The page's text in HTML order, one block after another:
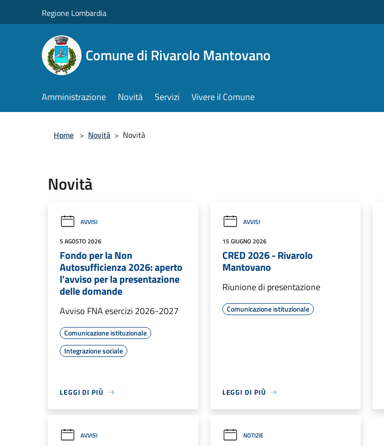
Regione Lombardia
Comune di Rivarolo Mantovano
Amministrazione Novità Servizi Vivere il Comune
Home > Novità > Novità
Novità
AVVISI
5 AGOSTO 2026
Fondo per la Non
Autosufficienza 2026: aperto
l'avviso per la presentazione
delle domande
Avviso FNA esercizi 2026-2027
Comunicazione istituzionale
Integrazione sociale
LEGGI DI PIÙ
AVVISI
15 GIUGNO 2026
CRED 2026 - Rivarolo
Mantovano
Riunione di presentazione
Comunicazione istituzionale
LEGGI DI PIÙ
AVVISI NOTIZIE